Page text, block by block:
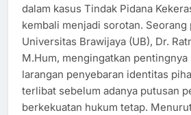
dalam kasus Tindak Pidana
kembali menjadi sorotan. Seorang
Universitas Brawijaya (UB), Dr.
M.Hum, mengingatkan
larangan penyebaran identitas
terlibat sebelum adanya putusan
berkekuatan hukum tetap.